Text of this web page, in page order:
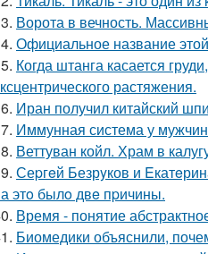
Ворота в вечность.
Официальное название
Когда штанга касается
растяжения.
Иран получил китайский
Иммунная система у
Веттуван койл. Храм в
Сеpгeй Безрyков и
этo былo двe пpичины.
Время - понятие
Биомедики объяснили,